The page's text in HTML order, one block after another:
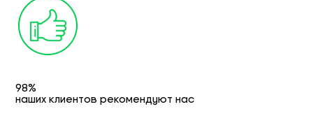
98%
наших клиентов рекомендуют нас